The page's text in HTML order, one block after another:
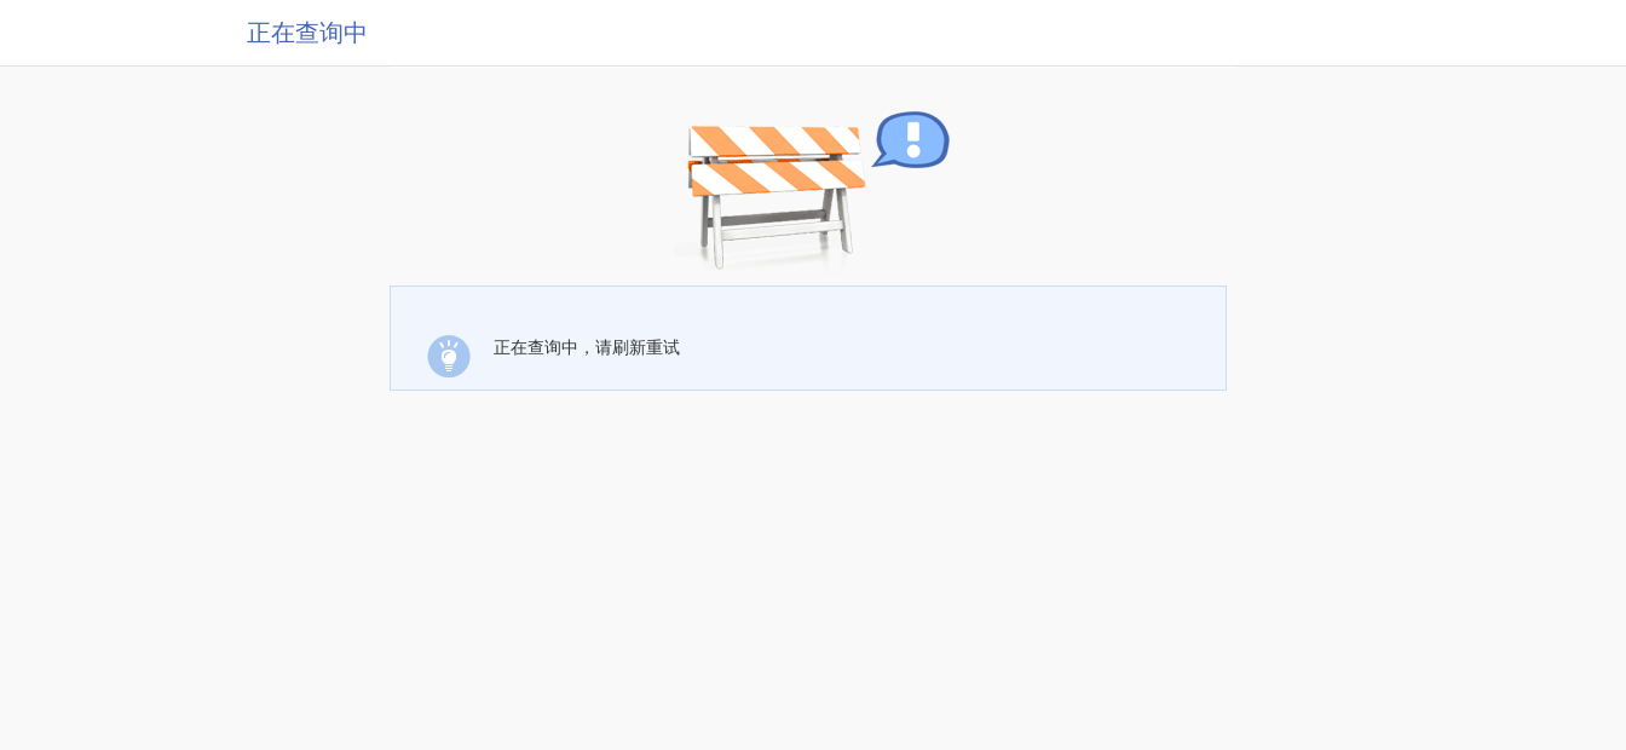
正在查询中
正在查询中，请刷新重试